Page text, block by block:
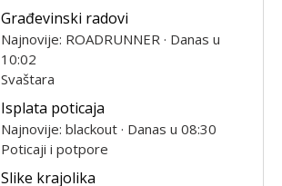
Građevinski radovi
Najnovije: ROADRUNNER Danas u
10:02
Svaštara
Isplata poticaja
Najnovije: blackout Danas u 08:30
Poticaji i potpore
Slike krajolika